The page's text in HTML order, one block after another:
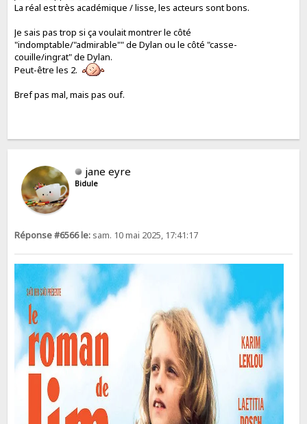
La réal est très académique / lisse, les acteurs sont bons.
Je sais pas trop si ça voulait montrer le côté
"indomptable/"admirable"" de Dylan ou le côté "casse-
couille/ingrat" de Dylan.
Peut-être les 2.
Bref pas mal, mais pas ouf.
jane eyre
Bidule
Réponse #6566 le: sam. 10 mai 2025, 17:41:17